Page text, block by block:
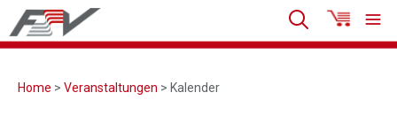
Home > Veranstaltungen > Kalender